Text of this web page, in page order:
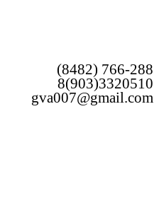
(8482) 766-288
8(903)3320510
gva007@gmail.com